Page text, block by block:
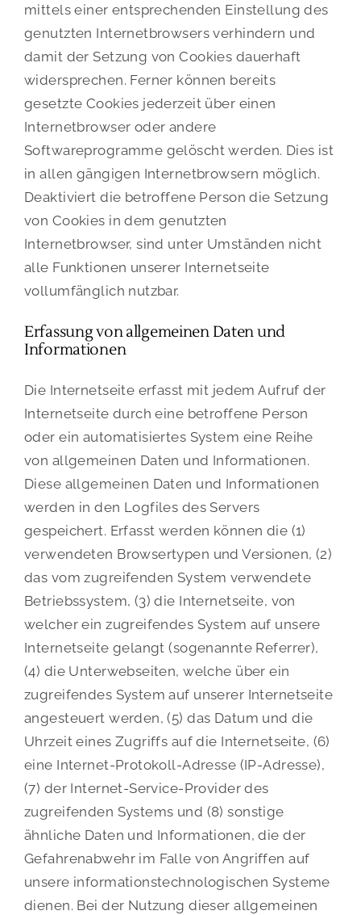
mittels einer entsprechenden Einstellung des
genutzten Internetbrowsers verhindern und
damit der Setzung von Cookies dauerhaft
widersprechen. Ferner können bereits
gesetzte Cookies jederzeit über einen
Internetbrowser oder andere
Softwareprogramme gelöscht werden. Dies ist
in allen gängigen Internetbrowsern möglich.
Deaktiviert die betroffene Person die Setzung
von Cookies in dem genutzten
Internetbrowser, sind unter Umständen nicht
alle Funktionen unserer Internetseite
vollumfänglich nutzbar.
Erfassung von allgemeinen Daten und
Informationen
Die Internetseite erfasst mit jedem Aufruf der
Internetseite durch eine betroffene Person
oder ein automatisiertes System eine Reihe
von allgemeinen Daten und Informationen.
Diese allgemeinen Daten und Informationen
werden in den Logfiles des Servers
gespeichert. Erfasst werden können die (1)
verwendeten Browsertypen und Versionen, (2)
das vom zugreifenden System verwendete
Betriebssystem, (3) die Internetseite, von
welcher ein zugreifendes System auf unsere
Internetseite gelangt (sogenannte Referrer),
(4) die Unterwebseiten, welche über ein
zugreifendes System auf unserer Internetseite
angesteuert werden, (5) das Datum und die
Uhrzeit eines Zugriffs auf die Internetseite, (6)
eine Internet-Protokoll-Adresse (IP-Adresse),
(7) der Internet-Service-Provider des
zugreifenden Systems und (8) sonstige
ähnliche Daten und Informationen, die der
Gefahrenabwehr im Falle von Angriffen auf
unsere informationstechnologischen Systeme
dienen. Bei der Nutzung dieser allgemeinen